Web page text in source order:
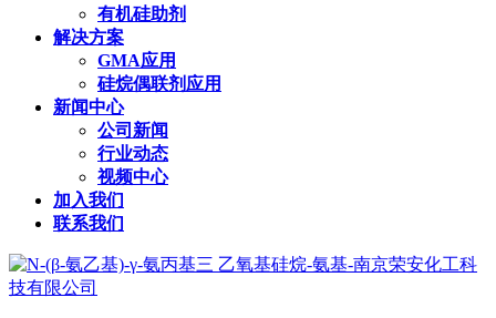
有机硅助剂
解决方案
GMA应用
硅烷偶联剂应用
新闻中心
公司新闻
行业动态
视频中心
加入我们
联系我们